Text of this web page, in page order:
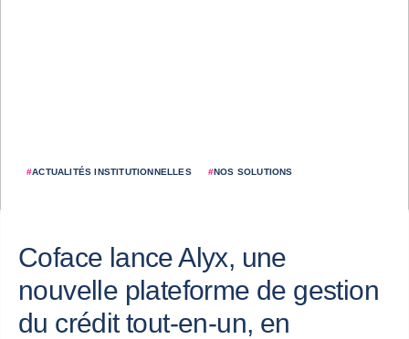
#ACTUALITÉS INSTITUTIONNELLES #NOS SOLUTIONS
Coface lance Alyx, une
nouvelle plateforme de gestion
du crédit tout-en-un, en